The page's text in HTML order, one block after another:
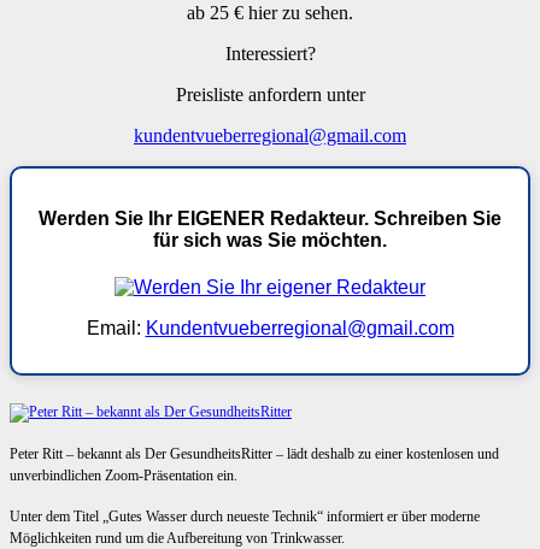
ab 25 € hier zu sehen.
Interessiert?
Preisliste anfordern unter
kundentvueberregional@gmail.com
Werden Sie Ihr EIGENER Redakteur. Schreiben Sie
für sich was Sie möchten.
Email: Kundentvueberregional@gmail.com
Peter Ritt – bekannt als Der GesundheitsRitter – lädt deshalb zu einer kostenlosen und
unverbindlichen Zoom-Präsentation ein.
Unter dem Titel „Gutes Wasser durch neueste Technik“ informiert er über moderne
Möglichkeiten rund um die Aufbereitung von Trinkwasser.